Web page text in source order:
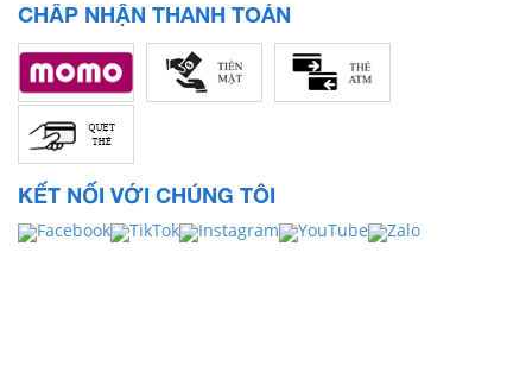
CHẤP NHẬN THANH TOÁN
KẾT NỐI VỚI CHÚNG TÔI